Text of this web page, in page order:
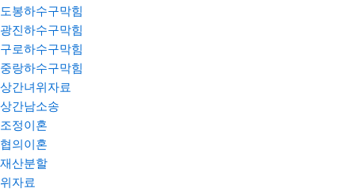
도봉하수구막힘
광진하수구막힘
구로하수구막힘
중랑하수구막힘
상간녀위자료
상간남소송
조정이혼
협의이혼
재산분할
위자료